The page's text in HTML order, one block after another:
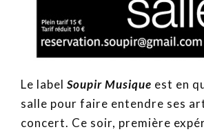
Le label Soupir Musique est en
salle pour faire entendre ses
concert. Ce soir, première